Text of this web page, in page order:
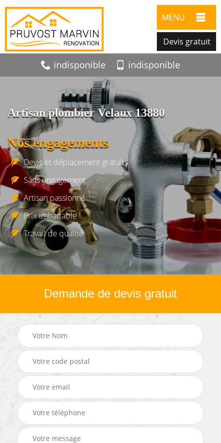
MENU
Devis gratuit
indisponible indisponible
Artisan plombier Velaux 13880
Nos engagements
Devis et déplacement gratuits
Sans engagement
Artisan passionné
Prix imbattable
Travail de qualité
Demande de devis gratuit